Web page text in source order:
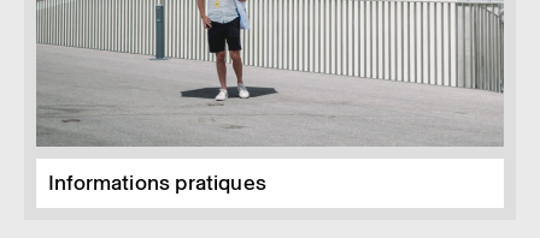
Informations pratiques